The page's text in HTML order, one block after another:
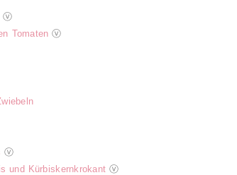
ⓥ
Tomaten ⓥ
ⓥ
und Kürbiskernkrokant ⓥ